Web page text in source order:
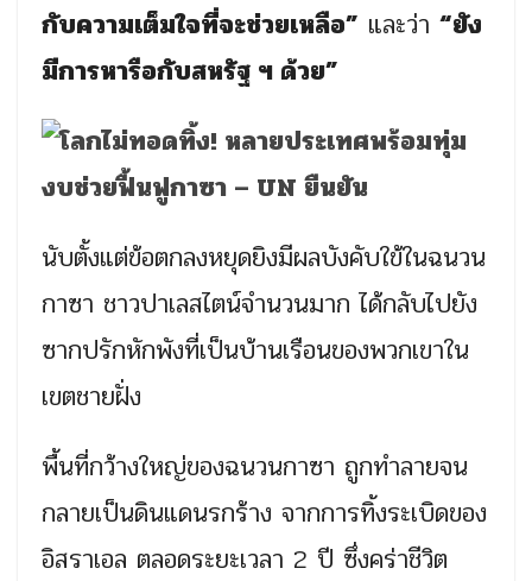
กับความเต็มใจที่จะช่วยเหลือ” และว่า “ยัง
มีการหารือกับสหรัฐ ฯ ด้วย”
นับตั้งแต่ข้อตกลงหยุดยิงมีผลบังคับใข้ในฉนวน
กาซา ชาวปาเลสไตน์จำนวนมาก ได้กลับไปยัง
ซากปรักหักพังที่เป็นบ้านเรือนของพวกเขาใน
เขตชายฝั่ง
พื้นที่กว้างใหญ่ของฉนวนกาซา ถูกทำลายจน
กลายเป็นดินแดนรกร้าง จากการทิ้งระเบิดของ
อิสราเอล ตลอดระยะเวลา 2 ปี ซึ่งคร่าชีวิต